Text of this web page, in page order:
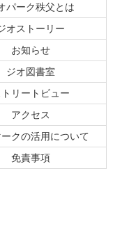
パーク秩父とは
オストーリー
お知らせ
ジオ図書室
トリートビュー
アクセス
ークの活用について
免責事項